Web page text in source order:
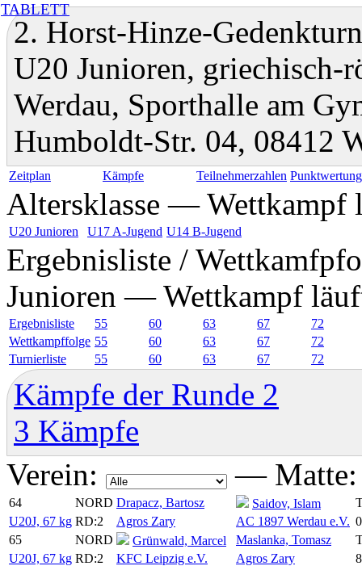
TABLETT
2. Horst-Hinze-
U20 Junioren, griechisch-
Werdau, Sporthalle am
Humboldt-Str. 04, 08412
Zeitplan Kämpfe Teilnehmerzahlen
Altersklasse — Wettkampf
U20 Junioren U17 A-Jugend U14 B-Jugend
Ergebnisliste /
Junioren — Wettkampf
Ergebnisliste 55 60 63 67
72
Wettkampffolge 55 60 63 67
72
Turnierliste
55 60 63 67 72
Kämpfe der Runde 2
3 Kämpfe
Verein:
—
64 NORD Drapacz, Bartosz Saidov, Islam
U20J, 67 kg RD:2 Agros Zary AC 1897 Werdau e.V.
65
NORD Grünwald, Marcel Maslanka, Tomasz
U20J, 67 kg RD:2 KFC Leipzig e.V. Agros Zary 8